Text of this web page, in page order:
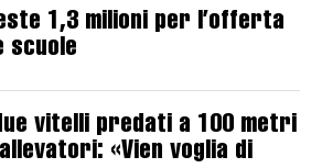
1,3 milioni per l’offerta
scuole
vitelli predati a 100 metri
«Vien voglia di